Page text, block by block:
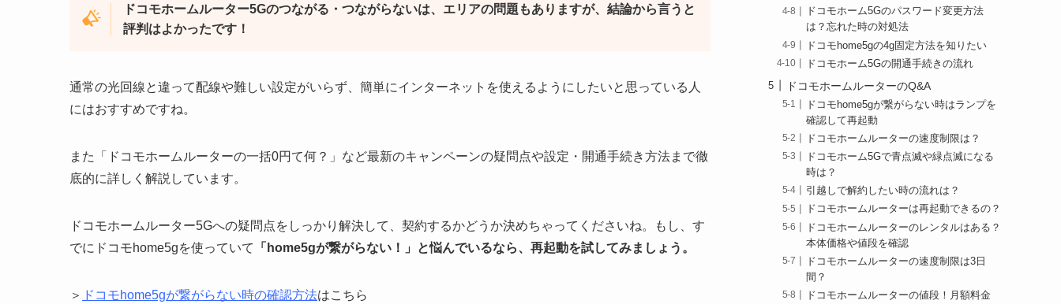
ドコモホームルーター5Gのつながる・つながらないは、エリアの問題もありますが、結論から言うと
評判はよかったです！
通常の光回線と違って配線や難しい設定がいらず、簡単にインターネットを使えるようにしたいと思っている人
にはおすすめですね。
また「ドコモホームルーターの一括0円て何？」など最新のキャンペーンの疑問点や設定・開通手続き方法まで徹
底的に詳しく解説しています。
ドコモホームルーター5Gへの疑問点をしっかり解決して、契約するかどうか決めちゃってくださいね。もし、す
でにドコモhome5gを使っていて
「home5gが繋がらない！」と悩んでいるなら、再起動を試してみましょう。
＞ ドコモhome5gが繋がらない時の確認方法はこちら
ドコモホーム5Gのパスワード変更方法
は？忘れた時の対処法
ドコモhome5gの4g固定方法を知りたい
ドコモホーム5Gの開通手続きの流れ
ドコモホームルーターのQ&A
ドコモhome5gが繋がらない時はランプを
確認して再起動
ドコモホームルーターの速度制限は？
ドコモホーム5Gで青点滅や緑点滅になる
時は？
引越しで解約したい時の流れは？
ドコモホームルーターは再起動できるの？
ドコモホームルーターのレンタルはある？
本体価格や値段を確認
ドコモホームルーターの速度制限は3日
間？
ドコモホームルーターの値段！月額料金